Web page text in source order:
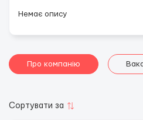
Немає опису
Про компанію
Сортувати за